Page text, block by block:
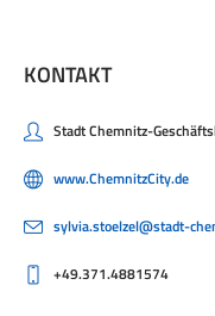
KONTAKT
Stadt Chemnitz-
www.ChemnitzCity.de
sylvia.stoelzel@stadt-
+49.371.4881574